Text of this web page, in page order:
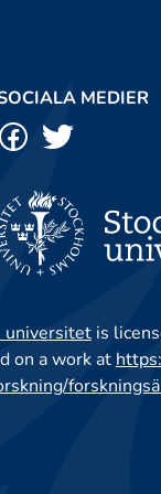
MEDIER
universitetis
on a work at